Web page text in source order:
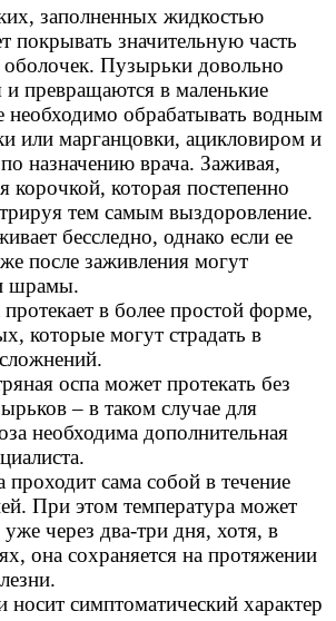
заполненных жидкостью
покрывать значительную часть
оболочек. Пузырьки довольно
превращаются в маленькие
необходимо обрабатывать водным
или марганцовки, ацикловиром и
назначению врача. Заживая,
корочкой, которая постепенно
тем самым выздоровление.
бесследно, однако если ее
после заживления могут
шрамы.
в более простой форме,
которые могут страдать в
оспа может протекать без
– в таком случае для
необходима дополнительная
сама собой в течение
При этом температура может
через два-три дня, хотя, в
она сохраняется на протяжении
носит симптоматический характер